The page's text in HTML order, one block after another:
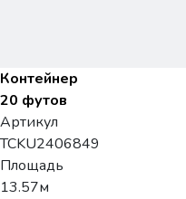
Контейнер
20 футов
Артикул
TCKU2406849
Площадь
13.57м